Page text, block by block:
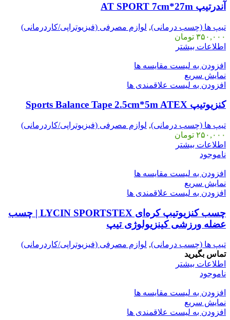
آندرتیپ AT SPORT 7cm*27m
تیپ ها (چسب درمانی), لوازم مصرفی (فیزیوتراپی/کاردرمانی)
۳۵۰,۰۰۰ تومان
اطلاعات بیشتر
افزودن به لیست مقایسه ها
نمایش سریع
افزودن به لیست علاقمندی ها
کنزیوتیپ Sports Balance Tape 2.5cm*5m ATEX
تیپ ها (چسب درمانی), لوازم مصرفی (فیزیوتراپی/کاردرمانی)
۲۵۰,۰۰۰ تومان
اطلاعات بیشتر
ناموجود
افزودن به لیست مقایسه ها
نمایش سریع
افزودن به لیست علاقمندی ها
چسب کنزیوتیپ کره‌ای LYCIN SPORTSTEX | چسب
عضله ورزشی کینزیولوژی تیپ
تیپ ها (چسب درمانی), لوازم مصرفی (فیزیوتراپی/کاردرمانی)
تماس بگیرید
اطلاعات بیشتر
ناموجود
افزودن به لیست مقایسه ها
نمایش سریع
افزودن به لیست علاقمندی ها